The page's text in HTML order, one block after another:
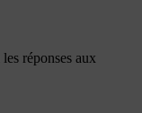
réponses aux